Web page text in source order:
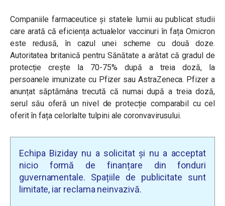
Companiile farmaceutice și statele lumii au publicat studii
care arată că eficiența actualelor vaccinuri în fața Omicron
este redusă, în cazul unei scheme cu două doze.
Autoritatea britanică pentru Sănătate a arătat că gradul de
protecție crește la 70-75% după a treia doză, la
persoanele imunizate cu Pfizer sau AstraZeneca. Pfizer a
anunțat săptămâna trecută că numai după a treia doză,
serul său oferă un nivel de protecție comparabil cu cel
oferit în fața celorlalte tulpini ale coronvavirusului.
Echipa Biziday nu a solicitat și nu a acceptat
nicio formă de finanțare din fonduri
guvernamentale. Spațiile de publicitate sunt
limitate, iar reclama neinvazivă.